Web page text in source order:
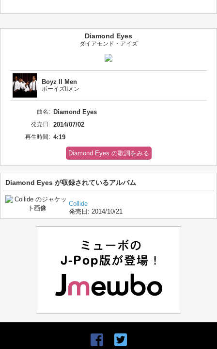
Diamond Eyes
ダイアモンド・アイズ
Boyz II Men
ボーイズIIメン
曲名: Diamond Eyes
発売日: 2014/07/02
再生時間: 4:19
Diamond Eyes の歌詞をみる
Diamond Eyes が収録されているアルバム
Collide
発売日: 2014/10/21